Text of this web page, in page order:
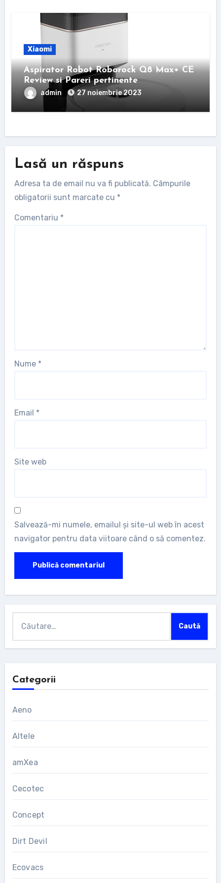
Xiaomi
Aspirator Robot Roborock Q8 Max+ CE
Review si Pareri pertinente
admin 27 noiembrie 2023
Lasă un răspuns
Adresa ta de email nu va fi publicată. Câmpurile
obligatorii sunt marcate cu *
Comentariu *
Nume *
Email *
Site web
Salvează-mi numele, emailul și site-ul web în acest
navigator pentru data viitoare când o să comentez.
după:
Categorii
Aeno
Altele
amXea
Cecotec
Concept
Dirt Devil
Ecovacs